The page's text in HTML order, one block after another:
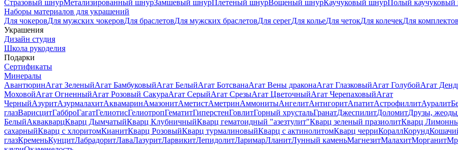
Стразовый шнурМетализированный шнурЗамшевый шнурПлетеный шнурВощеный шнурКаучуковый шнурПолый
Наборы материалов для украшений
Для чокеровДля мужских чокеровДля браслетовДля мужских браслетовДля серегДля кольеДля четокДля колечекДля
Украшения
Дизайн студия
Школа рукоделия
Подарки
Сертификаты
Минералы
АвантюринАгат ЗеленыйАгат БамбуковыйАгат БелыйАгат БотсванаАгат Вены драконаАгат ГлазковыйАгат ГолубойАгат
МоховойАгат ОгненныйАгат Розовый СакураАгат СерыйАгат СрезыАгат ЦветочныйАгат ЧерепаховыйАгат
ЧерныйАзуритАзурмалахитАквамаринАмазонитАметистАметринАммонитыАнгелитАнтигоритАпатитАстрофиллитАуралит
глазВарисцитГабброГагатГелиотисГелиотропГематитГиперстенГовлитГорный хрустальГранатДжеспилитДоломитДрузы, жеоды
БелыйАквакварцКварц ДымчатыйКварц КлубничныйКварц гематоидный "азезтулит"Кварц зеленый празиолитКварц
сахарныйКварц с хлоритомКианитКварц РозовыйКварц турмалиновыйКварц с актинолитомКварц черриКораллКорунд
глазКременьКунцитЛабрадоритЛаваЛазуритЛарвикитЛепидолитЛаримарЛланитЛунный каменьМагнезитМалахитМорганит